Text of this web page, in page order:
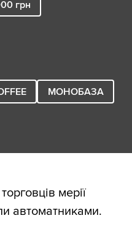
грн
МОНОБАЗА
мерії
автоматниками.